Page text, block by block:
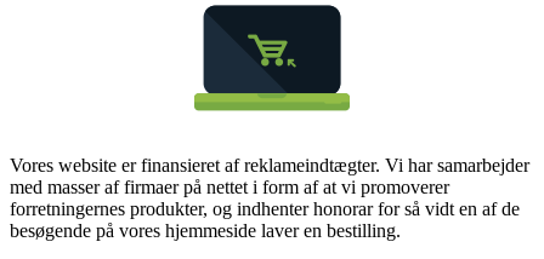
Vores website er finansieret af reklameindtægter. Vi har samarbejder
med masser af firmaer på nettet i form af at vi promoverer
forretningernes produkter, og indhenter honorar for så vidt en af de
besøgende på vores hjemmeside laver en bestilling.